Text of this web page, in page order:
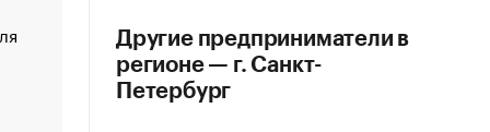
«От спорта тело стареет иначе». Как живет глава
создавшей GTA
«Деньги будут не нужны»: что рассказал Маск в
Другие предприниматели в
регионе — г. Санкт-
Петербург